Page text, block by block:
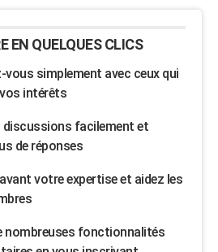
EN QUELQUES CLICS
vous simplement avec ceux qui
intérêts
discussions facilement et
de réponses
votre expertise et aidez les
nombreuses fonctionnalités